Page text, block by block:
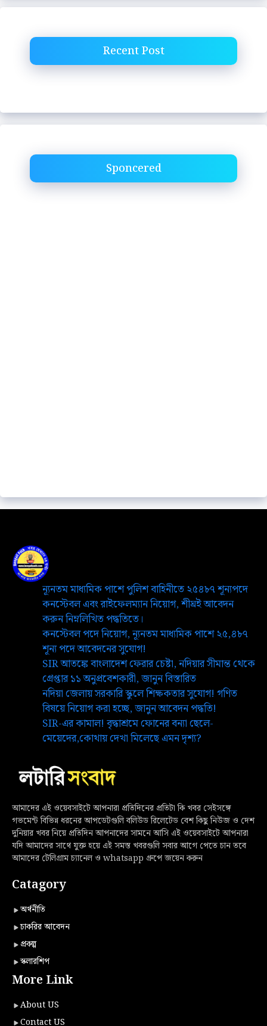
Recent Post
Sponcered
ন্যূনতম মাধ্যমিক পাশে পুলিশ বাহিনীতে ২৫৪৮৭ শূন্যপদে
কনস্টেবল এবং রাইফেলম্যান নিয়োগ, শীঘ্রই আবেদন
করুন নিম্নলিখিত পদ্ধতিতে।
কনস্টেবল পদে নিয়োগ, ন্যূনতম মাধ্যমিক পাশে ২৫,৪৮৭
শূন্য পদে আবেদনের সুযোগ!
SIR আতঙ্কে বাংলাদেশ ফেরার চেষ্টা, নদিয়ার সীমান্ত থেকে
গ্রেপ্তার ১১ অনুপ্রবেশকারী, জানুন বিস্তারিত
নদিয়া জেলায় সরকারি স্কুলে শিক্ষকতার সুযোগ! গণিত
বিষয়ে নিয়োগ করা হচ্ছে, জানুন আবেদন পদ্ধতি!
SIR-এর কামাল! বৃদ্ধাশ্রমে ফোনের বন্যা ছেলে-
মেয়েদের,কোথায় দেখা মিলেছে এমন দৃশ্য?
আমাদের এই ওয়েবসাইটে আপনারা প্রতিদিনের প্রতিটা কি খবর সেইসঙ্গে
গভমেন্ট বিভিন্ন ধরনের আপডেটগুলি বলিউড রিলেটেড বেশ কিছু নিউজ ও দেশ
দুনিয়ার খবর নিয়ে প্রতিদিন আপনাদের সামনে আসি এই ওয়েবসাইটে আপনারা
যদি আমাদের সাথে যুক্ত হয়ে এই সমস্ত খবরগুলি সবার আগে পেতে চান তবে
আমাদের টেলিগ্রাম চ্যানেল ও whatsapp গ্রুপে জয়েন করুন
Catagory
অর্থনীতি
চাকরির আবেদন
প্রকল্প
স্কলারশিপ
More Link
About US
Contact US